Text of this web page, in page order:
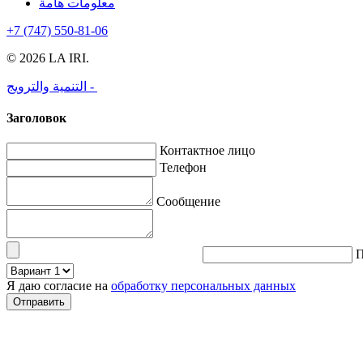
+7 (747) 550-81-06
© 2026 LA IRI.
التنمية والترويج -
Заголовок
Контактное лицо
Телефон
Сообщение
Я даю согласие на обработку персональных данных